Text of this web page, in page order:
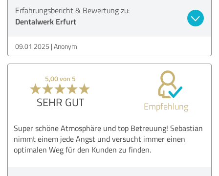
Erfahrungsbericht & Bewertung zu:
Dentalwerk Erfurt
09.01.2025 Anonym
5,00 von 5
SEHR GUT Empfehlung
Super schöne Atmosphäre und top Betreuung! Sebastian
nimmt einem jede Angst und versucht immer einen
optimalen Weg für den Kunden zu finden.